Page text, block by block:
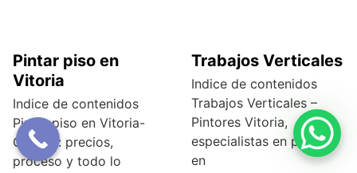
Pintar piso en
Vitoria
Indice de contenidos
Pintar piso en Vitoria-
Gasteiz: precios,
proceso y todo lo
Trabajos Verticales
Indice de contenidos
Trabajos Verticales –
Pintores Vitoria,
especialistas en pintura
en